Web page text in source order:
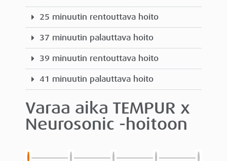
25 minuutin rentouttava hoito
37 minuutin palauttava hoito
39 minuutin rentouttava hoito
41 minuutin palauttava hoito
Varaa aika TEMPUR x
Neurosonic -hoitoon